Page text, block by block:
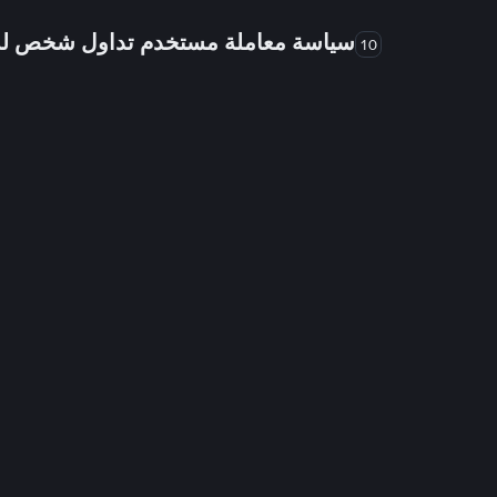
10 سياسة معاملة مستخدم تداول